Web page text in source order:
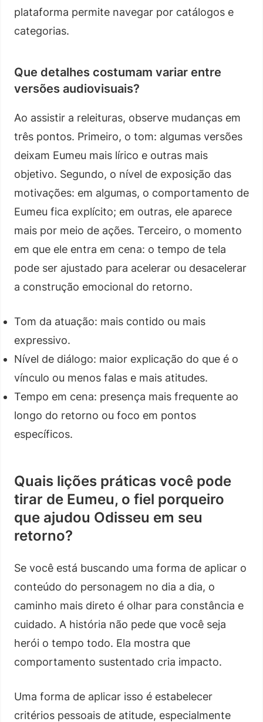
plataforma permite navegar por catálogos e
categorias.
Que detalhes costumam variar entre
versões audiovisuais?
Ao assistir a releituras, observe mudanças em
três pontos. Primeiro, o tom: algumas versões
deixam Eumeu mais lírico e outras mais
objetivo. Segundo, o nível de exposição das
motivações: em algumas, o comportamento de
Eumeu fica explícito; em outras, ele aparece
mais por meio de ações. Terceiro, o momento
em que ele entra em cena: o tempo de tela
pode ser ajustado para acelerar ou desacelerar
a construção emocional do retorno.
Tom da atuação: mais contido ou mais
expressivo.
Nível de diálogo: maior explicação do que é o
vínculo ou menos falas e mais atitudes.
Tempo em cena: presença mais frequente ao
longo do retorno ou foco em pontos
específicos.
Quais lições práticas você pode
tirar de Eumeu, o fiel porqueiro
que ajudou Odisseu em seu
retorno?
Se você está buscando uma forma de aplicar o
conteúdo do personagem no dia a dia, o
caminho mais direto é olhar para constância e
cuidado. A história não pede que você seja
herói o tempo todo. Ela mostra que
comportamento sustentado cria impacto.
Uma forma de aplicar isso é estabelecer
critérios pessoais de atitude, especialmente